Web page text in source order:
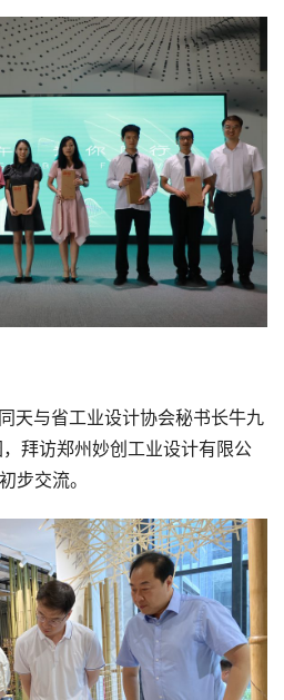
天与省工业设计协会秘书长牛九
拜访郑州妙创工业设计有限公
步交流。